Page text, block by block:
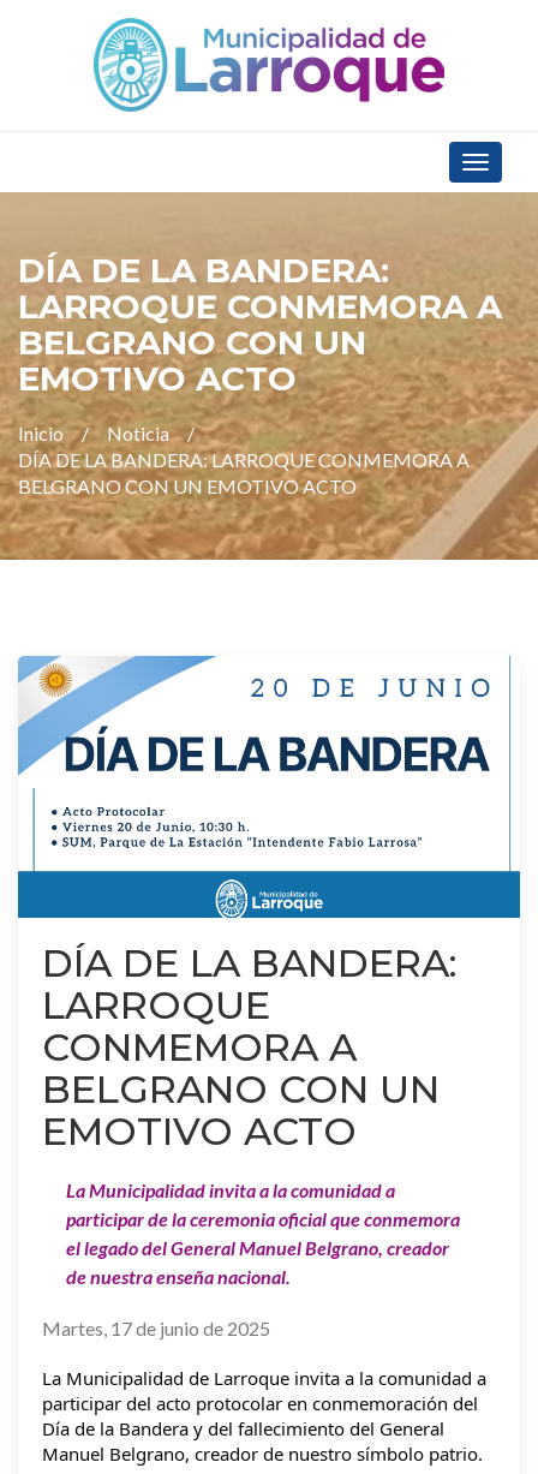
Toggle
DÍA DE LA BANDERA:
LARROQUE CONMEMORA A
BELGRANO CON UN
EMOTIVO ACTO
Inicio
Noticia
DÍA DE LA BANDERA: LARROQUE CONMEMORA A
BELGRANO CON UN EMOTIVO ACTO
DÍA DE LA BANDERA:
LARROQUE
CONMEMORA A
BELGRANO CON UN
EMOTIVO ACTO
La Municipalidad invita a la comunidad a
participar de la ceremonia oficial que conmemora
el legado del General Manuel Belgrano, creador
de nuestra enseña nacional.
Martes, 17 de junio de 2025
La Municipalidad de Larroque invita a la comunidad a
participar del acto protocolar en conmemoración del
Día de la Bandera y del fallecimiento del General
Manuel Belgrano, creador de nuestro símbolo patrio.